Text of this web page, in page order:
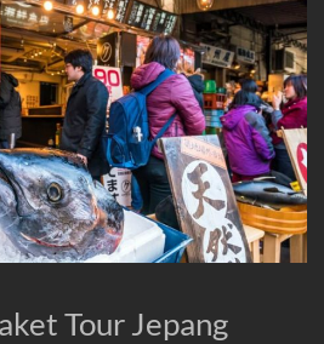
Tour Jepang